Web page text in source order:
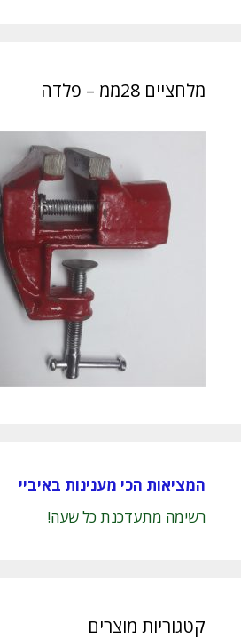
מלחציים 28ממ – פלדה
המציאות הכי מענינות באיביי
רשימה מתעדכנת כל שעה!
קטגוריות מוצרים